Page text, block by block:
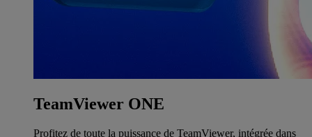
TeamViewer ONE
Profitez de toute la puissance de TeamViewer, intégrée dans